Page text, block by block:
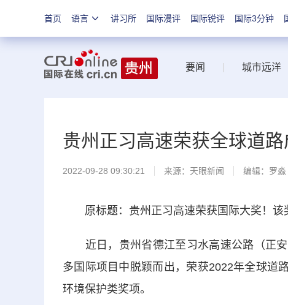
首页 语言 讲习所 国际漫评 国际锐评 国际3分钟
要闻 城市远洋
贵州正习高速荣获全球道
2022-09-28 09:30:21 来源： 天眼新闻 编辑：罗淼
原标题：贵州正习高速荣获国际大奖！该
近日，贵州省德江至习水高速公路（正安
多国际项目中脱颖而出，荣获2022年全球道
环境保护类奖项。